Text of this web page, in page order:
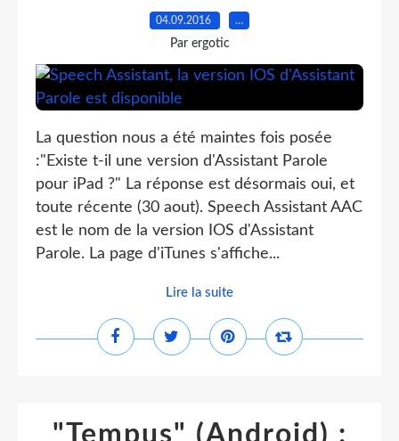
04.09.2016 …
Par ergotic
La question nous a été maintes fois posée
:"Existe t-il une version d'Assistant Parole
pour iPad ?" La réponse est désormais oui, et
toute récente (30 aout). Speech Assistant AAC
est le nom de la version IOS d'Assistant
Parole. La page d'iTunes s'affiche...
Lire la suite
"Tempus" (Android) :